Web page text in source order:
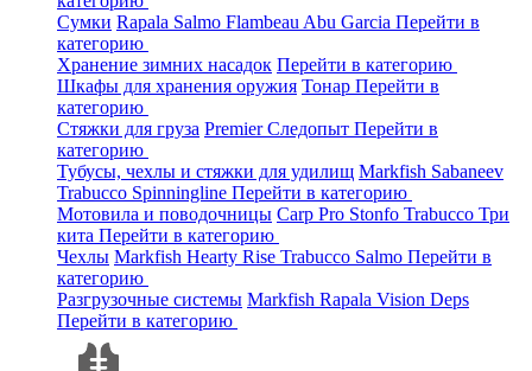
Сумки Rapala Salmo Flambeau Abu Garcia Перейти в
категорию
Хранение зимних насадок Перейти в категорию
Шкафы для хранения оружия Тонар Перейти в
категорию
Стяжки для груза PremierСледопыт Перейти в
категорию
Тубусы, чехлы и стяжки для удилищ Markfish Sabaneev
Trabucco Spinningline Перейти в категорию
Мотовила и поводочницы Carp Pro Stonfo Trabucco Три
кита Перейти в категорию
Чехлы Markfish Hearty Rise Trabucco Salmo Перейти в
категорию
Разгрузочные системы Markfish Rapala Vision Deps
Перейти в категорию